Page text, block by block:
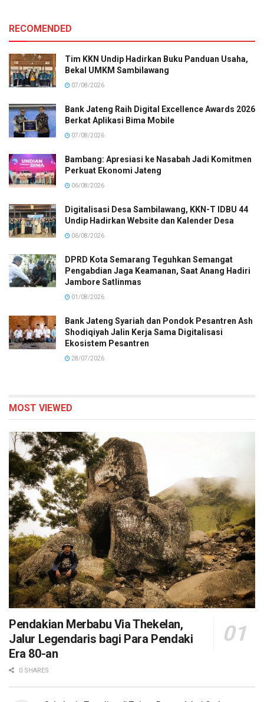
RECOMENDED
Tim KKN Undip Hadirkan Buku Panduan Usaha,
Bekal UMKM Sambilawang
07/08/2026
Bank Jateng Raih Digital Excellence Awards 2026
Berkat Aplikasi Bima Mobile
07/08/2026
Bambang: Apresiasi ke Nasabah Jadi Komitmen
Perkuat Ekonomi Jateng
06/08/2026
Digitalisasi Desa Sambilawang, KKN-T IDBU 44
Undip Hadirkan Website dan Kalender Desa
06/08/2026
DPRD Kota Semarang Teguhkan Semangat
Pengabdian Jaga Keamanan, Saat Anang Hadiri
Jambore Satlinmas
01/08/2026
Bank Jateng Syariah dan Pondok Pesantren Ash
Shodiqiyah Jalin Kerja Sama Digitalisasi
Ekosistem Pesantren
28/07/2026
MOST VIEWED
Pendakian Merbabu Via Thekelan,
Jalur Legendaris bagi Para Pendaki
Era 80-an
0 SHARES